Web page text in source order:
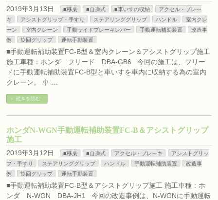
2019年3月13日 ■移乗 ■自操式 ■車いすの収納
アクセル・ブレー
キ
アシストグリップ・手すり ステアリンググリップ ハンドル
室内クレ
ーン
室内クレーン 手動サイドブレーキレバー 手動運転補助装置
改造事
例
旋回グリップ 運転手動装置
■手動運転補助装置FC-B型＆室内クレーン＆アシストグリップ施工
施工車種：ホンダ フリード DBA-GB6 今回の施工は、フリー
ドに手動運転補助装置FC-B型と車いすを車内に収納する為の室内
クレーン。 車 …
続きを読む
ホンダN-WGN手動運転補助装置FC-B＆アシストグリップ
施工
2019年3月12日 ■移乗 ■自操式 アクセル・ブレーキ
アシストグリッ
プ・手すり
ステアリンググリップ ハンドル 手動運転補助装置
改造事
例
旋回グリップ 運転手動装置
■手動運転補助装置FC-B型＆アシストグリップ施工 施工車種：ホ
ンダ N-WGN DBA-JH1 今回の改造事例は、N-WGNに手動運転